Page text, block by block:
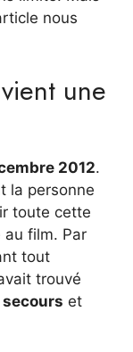
nous
une
2012.
la personne
toute cette
film. Par
tout
trouvé
et